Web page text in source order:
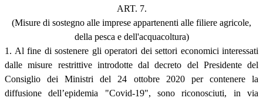
ART. 7.
(Misure di sostegno alle imprese appartenenti alle filiere agricole,
della pesca e dell'acquacoltura)
1. Al fine di sostenere gli operatori dei settori economici interessati
dalle misure restrittive introdotte dal decreto del Presidente del
Consiglio dei Ministri del 24 ottobre 2020 per contenere la
diffusione dell’epidemia "Covid-19", sono riconosciuti, in via